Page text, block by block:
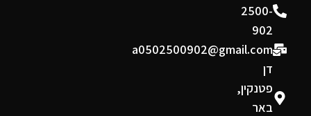
2500-
902
a0502500902@gmail.com
דן
פטנקין,
באר